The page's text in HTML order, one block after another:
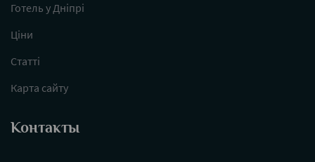
Готель у Дніпрі
Ціни
Статті
Карта сайту
Контакты